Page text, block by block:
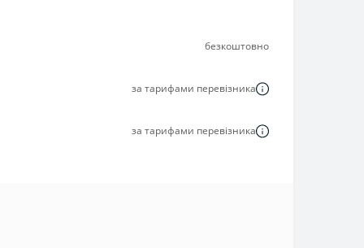
безкоштовно
за тарифами перевізника
за тарифами перевізника